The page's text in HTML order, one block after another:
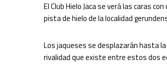
El Club Hielo Jaca se verá las caras
pista de hielo de la localidad
Los jaqueses se desplazarán hasta
rivalidad que existe entre estos dos